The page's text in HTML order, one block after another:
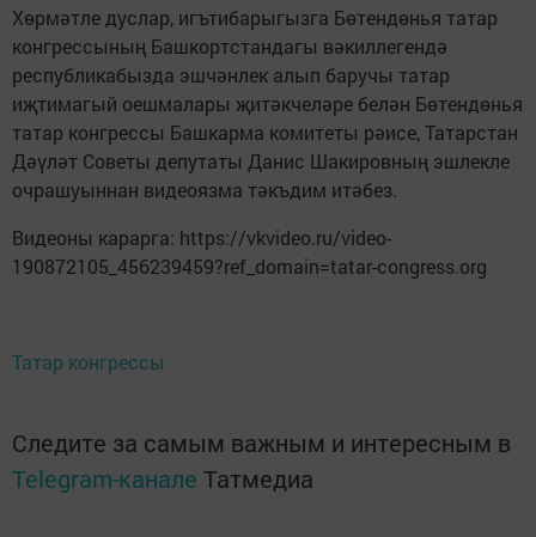
Хөрмәтле дуслар, игътибарыгызга Бөтендөнья татар
конгрессының Башкортстандагы вәкиллегендә
республикабызда эшчәнлек алып баручы татар
иҗтимагый оешмалары җитәкчеләре белән Бөтендөнья
татар конгрессы Башкарма комитеты рәисе, Татарстан
Дәүләт Советы депутаты Данис Шакировның эшлекле
очрашуыннан видеоязма тәкъдим итәбез.
Видеоны карарга: https://vkvideo.ru/video-
190872105_456239459?ref_domain=tatar-congress.org
Татар конгрессы
Следите за самым важным и интересным в
Telegram-канале Татмедиа